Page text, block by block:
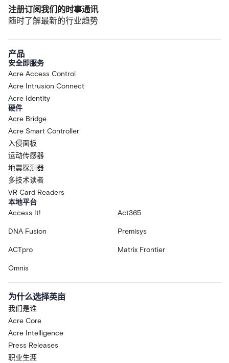
注册订阅我们的时事通讯
随时了解最新的行业趋势
产品
安全即服务
Acre Access Control
Acre Intrusion Connect
Acre Identity
硬件
Acre Bridge
Acre Smart Controller
入侵面板
运动传感器
地震探测器
多技术读者
VR Card Readers
本地平台
Access It!
Act365
DNA Fusion Premisys
ACTpro Matrix Frontier
Omnis
为什么选择英亩
我们是谁
Acre Core
Acre Intelligence
Press Releases
职业生涯